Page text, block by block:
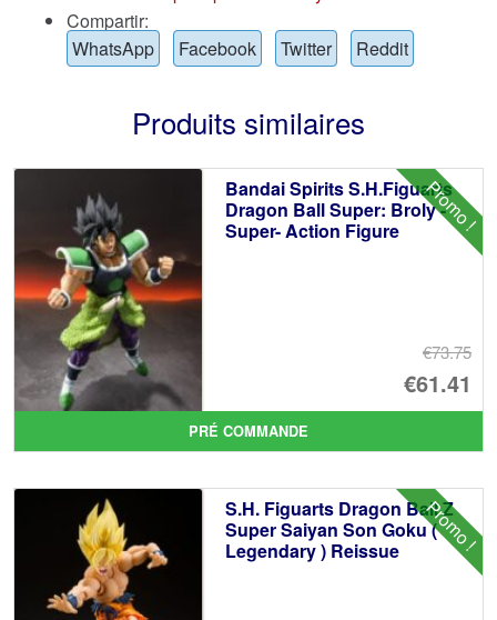
Compartir:
WhatsApp
Facebook Twitter Reddit
Produits similaires
Promo !
Bandai Spirits S.H.Figuarts
Dragon Ball Super: Broly -
Super- Action Figure
€73.75
€61.41
Le
PRÉ COMMANDE
Promo !
S.H. Figuarts Dragon Ball Z
Super Saiyan Son Goku (
Legendary ) Reissue